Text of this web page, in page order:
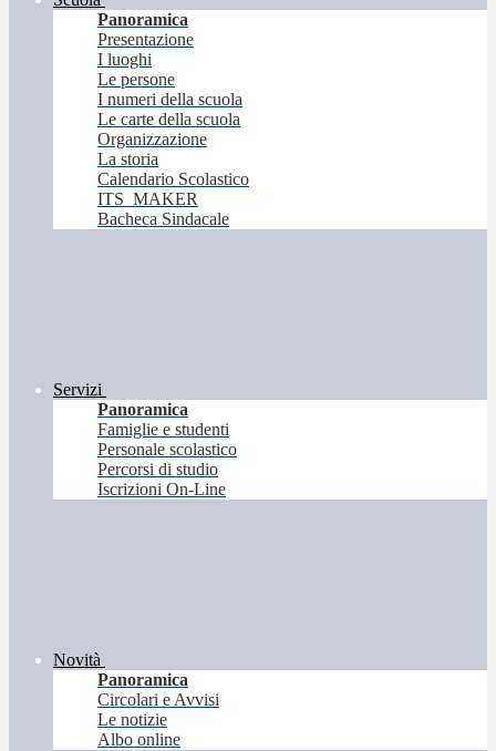
Panoramica
Presentazione
I luoghi
Le persone
I numeri della scuola
Le carte della scuola
Organizzazione
La storia
Calendario Scolastico
ITS_MAKER
Bacheca Sindacale
Servizi
Panoramica
Famiglie e studenti
Personale scolastico
Percorsi di studio
Iscrizioni On-Line
Novità
Panoramica
Circolari e Avvisi
Le notizie
Albo online